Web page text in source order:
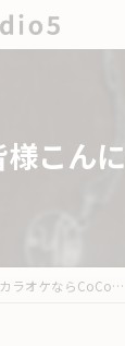
様こん
東京都梅ヶ丘のカラオケならCoCo studio5